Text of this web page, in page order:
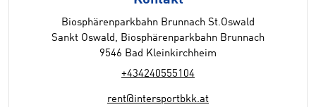
Biosphärenparkbahn Brunnach St.Oswald
Sankt Oswald, Biosphärenparkbahn Brunnach
9546 Bad Kleinkirchheim
+434240555104
rent@intersportbkk.at